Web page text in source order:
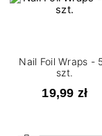
Nail Foil Wraps -
szt.
19,99 zł